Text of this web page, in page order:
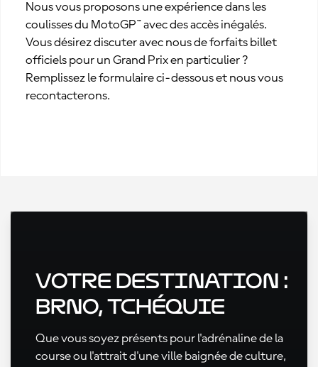
Nous vous proposons une expérience dans les
coulisses du MotoGP™ avec des accès inégalés.
Vous désirez discuter avec nous de forfaits billet
officiels pour un Grand Prix en particulier ?
Remplissez le formulaire ci-dessous et nous vous
recontacterons.
Votre destination :
Brno, Tchéquie
Que vous soyez présents pour l'adrénaline de la
course ou l'attrait d'une ville baignée de culture,